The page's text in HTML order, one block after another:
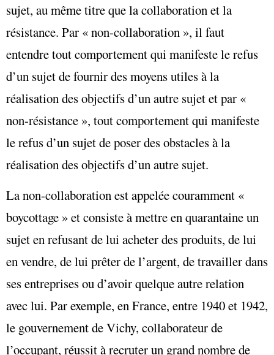
sujet, au même titre que la collaboration et la
résistance. Par « non-collaboration », il faut
entendre tout comportement qui manifeste le refus
d’un sujet de fournir des moyens utiles à la
réalisation des objectifs d’un autre sujet et par «
non-résistance », tout comportement qui manifeste
le refus d’un sujet de poser des obstacles à la
réalisation des objectifs d’un autre sujet.
La non-collaboration est appelée couramment «
boycottage » et consiste à mettre en quarantaine un
sujet en refusant de lui acheter des produits, de lui
en vendre, de lui prêter de l’argent, de travailler dans
ses entreprises ou d’avoir quelque autre relation
avec lui. Par exemple, en France, entre 1940 et 1942,
le gouvernement de Vichy, collaborateur de
l’occupant, réussit à recruter un grand nombre de